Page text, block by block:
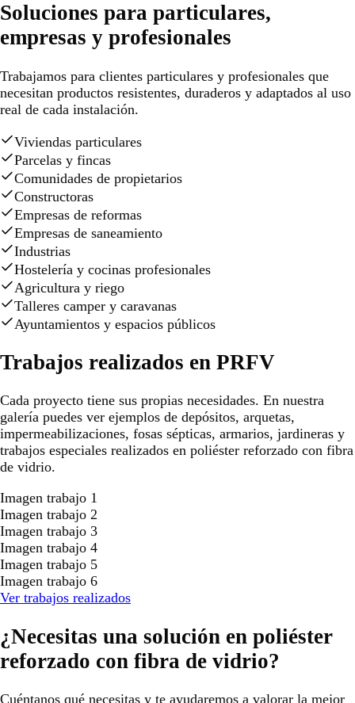
Soluciones para particulares,
empresas y profesionales
Trabajamos para clientes particulares y profesionales que
necesitan productos resistentes, duraderos y adaptados al uso
real de cada instalación.
Viviendas particulares
Parcelas y fincas
Comunidades de propietarios
Constructoras
Empresas de reformas
Empresas de saneamiento
Industrias
Hostelería y cocinas profesionales
Agricultura y riego
Talleres camper y caravanas
Ayuntamientos y espacios públicos
Trabajos realizados en PRFV
Cada proyecto tiene sus propias necesidades. En nuestra
galería puedes ver ejemplos de depósitos, arquetas,
impermeabilizaciones, fosas sépticas, armarios, jardineras y
trabajos especiales realizados en poliéster reforzado con fibra
de vidrio.
Imagen trabajo 1
Imagen trabajo 2
Imagen trabajo 3
Imagen trabajo 4
Imagen trabajo 5
Imagen trabajo 6
Ver trabajos realizados
¿Necesitas una solución en poliéster
reforzado con fibra de vidrio?
Cuéntanos qué necesitas y te ayudaremos a valorar la mejor